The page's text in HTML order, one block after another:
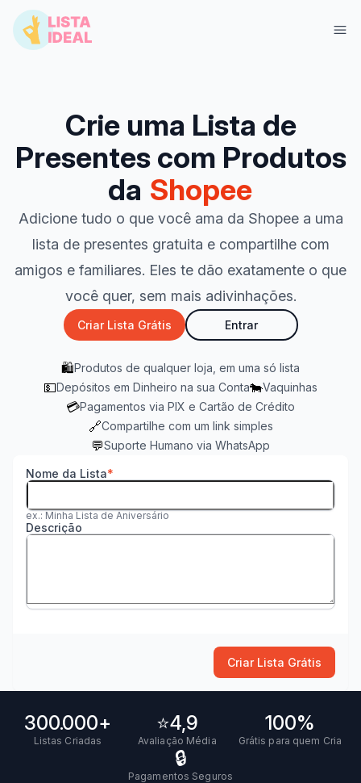
Crie uma Lista de
Presentes com Produtos
da Shopee
Adicione tudo o que você ama da Shopee a uma
lista de presentes gratuita e compartilhe com
amigos e familiares. Eles te dão exatamente o que
você quer, sem mais adivinhações.
Criar Lista Grátis Entrar
🛍️Produtos de qualquer loja, em uma só lista
💵Depósitos em Dinheiro na sua Conta🐄Vaquinhas
💳Pagamentos via PIX e Cartão de Crédito
🔗Compartilhe com um link simples
💬Suporte Humano via WhatsApp
Nome da Lista
ex.: Minha Lista de Aniversário
Descrição
Criar Lista Grátis
300.000+
Listas Criadas
⭐4,9
Avaliação Média
100%
Grátis para quem Cria
🔒
Pagamentos Seguros